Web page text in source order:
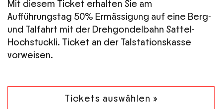
Mit diesem Ticket erhalten Sie am
Aufführungstag 50% Ermässigung auf eine Berg-
und Talfahrt mit der Drehgondelbahn Sattel-
Hochstuckli. Ticket an der Talstationskasse
vorweisen.
Tickets auswählen »